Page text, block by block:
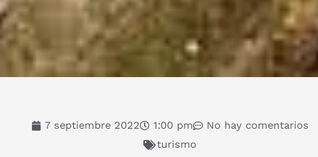
7 septiembre 2022 1:00 pm
No hay comentarios
turismo